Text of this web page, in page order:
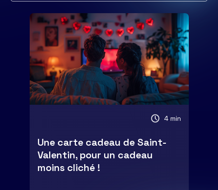
4 min
Une carte cadeau de Saint-
Valentin, pour un cadeau
moins cliché !